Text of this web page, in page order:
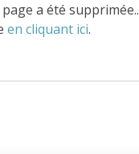
a été supprimée..
en cliquant ici.